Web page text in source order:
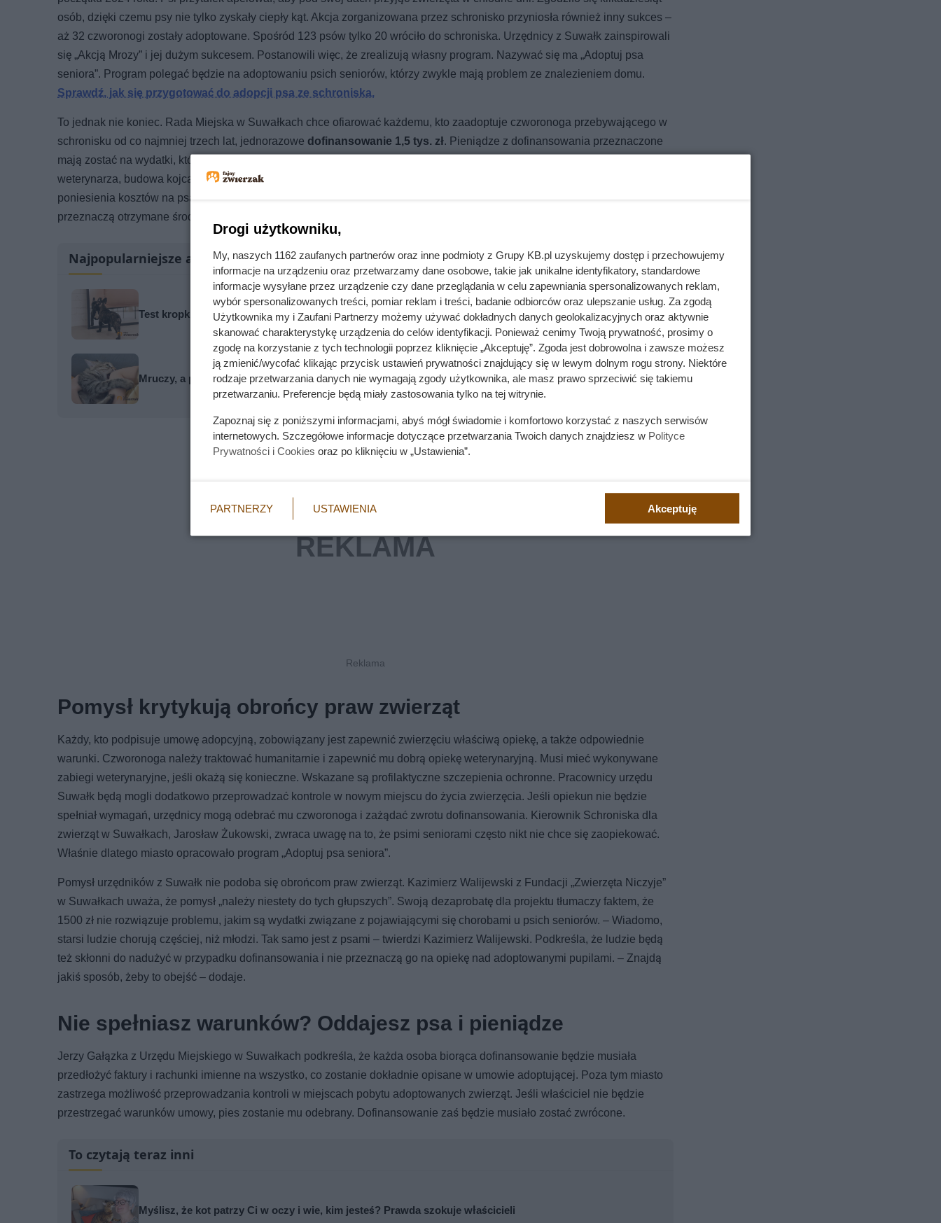
osób, dzięki czemu psy nie tylko zyskały ciepły kąt. Akcja zorganizowana przez schronisko przyniosła również inny sukces –
aż 32 czworonogi zostały adoptowane. Spośród 123 psów tylko 20 wróciło do schroniska. Urzędnicy z Suwałk zainspirowali
się „Akcją Mrozy” i jej dużym sukcesem. Postanowili więc, że zrealizują własny program. Nazywać się ma „Adoptuj psa
seniora”. Program polegać będzie na adoptowaniu psich seniorów, którzy zwykle mają problem ze znalezieniem domu.
Sprawdź, jak się przygotować do adopcji psa ze schroniska.
To jednak nie koniec. Rada Miejska w Suwałkach chce ofiarować każdemu, kto zaadoptuje czworonoga przebywającego w
schronisku od co najmniej trzech lat, jednorazowe dofinansowanie 1,5 tys. zł. Pieniądze z dofinansowania przeznaczone
mają zostać na wydatki, które związane są z opieką nad adoptowanym zwierzakiem – np. zakup wyprawki, wizyty u
weterynarza, budowa kojca czy zakup leków. Zwrot ma zostać dokonany po okazaniu przez właściciela dowodów
poniesienia kosztów na psa. Dzięki takiemu rozwiązaniu urzędnicy będą mieć pewność, że opiekunowie czworonogów
przeznaczą otrzymane środki na swojego pupila, a nie inny, niezwiązany z umową adopcyjną cel.
Najpopularniejsze artykuły
Test kropki obnażył prawdę. Dlaczego pies nigdy nie zrozumie, czym jest lustro?
Mruczy, a po chwili nagle gryzie? Behawioryści ostrzegają przed popularnym błędem
Pomysł krytykują obrońcy praw zwierząt
Każdy, kto podpisuje umowę adopcyjną, zobowiązany jest zapewnić zwierzęciu właściwą opiekę, a także odpowiednie
warunki. Czworonoga należy traktować humanitarnie i zapewnić mu dobrą opiekę weterynaryjną. Musi mieć wykonywane
zabiegi weterynaryjne, jeśli okażą się konieczne. Wskazane są profilaktyczne szczepienia ochronne. Pracownicy urzędu
Suwałk będą mogli dodatkowo przeprowadzać kontrole w nowym miejscu do życia zwierzęcia. Jeśli opiekun nie będzie
spełniał wymagań, urzędnicy mogą odebrać mu czworonoga i zażądać zwrotu dofinansowania. Kierownik Schroniska dla
zwierząt w Suwałkach, Jarosław Żukowski, zwraca uwagę na to, że psimi seniorami często nikt nie chce się zaopiekować.
Właśnie dlatego miasto opracowało program „Adoptuj psa seniora”.
Pomysł urzędników z Suwałk nie podoba się obrońcom praw zwierząt. Kazimierz Walijewski z Fundacji „Zwierzęta Niczyje”
w Suwałkach uważa, że pomysł „należy niestety do tych głupszych”. Swoją dezaprobatę dla projektu tłumaczy faktem, że
1500 zł nie rozwiązuje problemu, jakim są wydatki związane z pojawiającymi się chorobami u psich seniorów. – Wiadomo,
starsi ludzie chorują częściej, niż młodzi. Tak samo jest z psami – twierdzi Kazimierz Walijewski. Podkreśla, że ludzie będą
też skłonni do nadużyć w przypadku dofinansowania i nie przeznaczą go na opiekę nad adoptowanymi pupilami. – Znajdą
jakiś sposób, żeby to obejść – dodaje.
Nie spełniasz warunków? Oddajesz psa i pieniądze
Jerzy Gałązka z Urzędu Miejskiego w Suwałkach podkreśla, że każda osoba biorąca dofinansowanie będzie musiała
przedłożyć faktury i rachunki imienne na wszystko, co zostanie dokładnie opisane w umowie adoptującej. Poza tym miasto
zastrzega możliwość przeprowadzania kontroli w miejscach pobytu adoptowanych zwierząt. Jeśli właściciel nie będzie
przestrzegać warunków umowy, pies zostanie mu odebrany. Dofinansowanie zaś będzie musiało zostać zwrócone.
To czytają teraz inni
Myślisz, że kot patrzy Ci w oczy i wie, kim jesteś? Prawda szokuje właścicieli
Drogi użytkowniku,
My, naszych 1162 zaufanych partnerów oraz inne podmioty z Grupy KB.pl uzyskujemy dostęp i przechowujemy
informacje na urządzeniu oraz przetwarzamy dane osobowe, takie jak unikalne identyfikatory, standardowe
informacje wysyłane przez urządzenie czy dane przeglądania w celu zapewniania spersonalizowanych reklam,
wybór spersonalizowanych treści, pomiar reklam i treści, badanie odbiorców oraz ulepszanie usług. Za zgodą
Użytkownika my i Zaufani Partnerzy możemy używać dokładnych danych geolokalizacyjnych oraz aktywnie
skanować charakterystykę urządzenia do celów identyfikacji. Ponieważ cenimy Twoją prywatność, prosimy o
zgodę na korzystanie z tych technologii poprzez kliknięcie „Akceptuję”. Zgoda jest dobrowolna i zawsze możesz
ją zmienić/wycofać klikając przycisk ustawień prywatności znajdujący się w lewym dolnym rogu strony. Niektóre
rodzaje przetwarzania danych nie wymagają zgody użytkownika, ale masz prawo sprzeciwić się takiemu
przetwarzaniu. Preferencje będą miały zastosowania tylko na tej witrynie.
Zapoznaj się z poniższymi informacjami, abyś mógł świadomie i komfortowo korzystać z naszych serwisów
internetowych. Szczegółowe informacje dotyczące przetwarzania Twoich danych znajdziesz w Polityce
Prywatności i Cookies oraz po kliknięciu w „Ustawienia”.
PARTNERZY USTAWIENIA Akceptuję